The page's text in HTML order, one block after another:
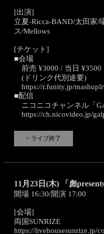
[出演]
立夏-Ricca-BAND/太田家/
ス/Mellows
[チケット]
■会場
前売 ¥3000 / 当日 ¥3500
(ドリンク代別途要)
https://r.funity.jp/
■配信
ニコニコチャンネル「
https://ch.nicovideo.jp/
> ライブ終了
11月23日(木) 「彪
開場 16:30/開演 17:00
[会場]
両国SUNRIZE
https://livehousesunrize.jp/